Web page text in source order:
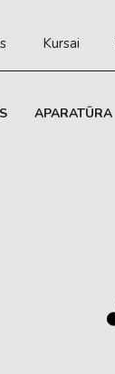
Kursai
APARATŪRA